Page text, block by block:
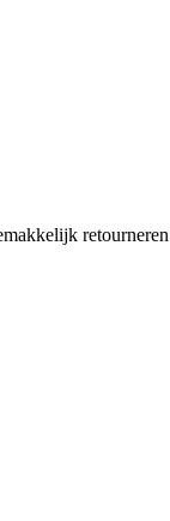
retourneren